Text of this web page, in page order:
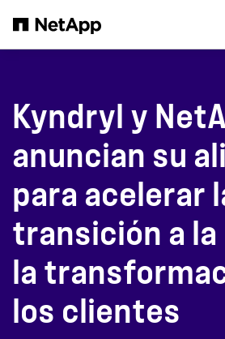
Kyndryl y
anuncian su
para acelerar
transición a la
la
los clientes